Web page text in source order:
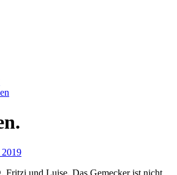
Fritzi und Luise. Das Gemecker ist nicht